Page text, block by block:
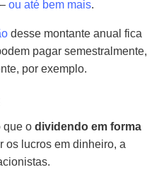
ou até bem mais.
desse montante anual fica
pagar semestralmente,
por exemplo.
que o dividendo em forma
os lucros em dinheiro, a